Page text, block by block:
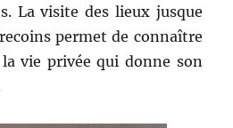
La visite des lieux jusque
permet de connaître
vie privée qui donne son